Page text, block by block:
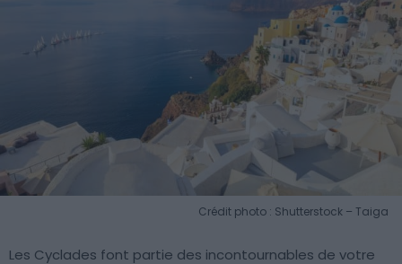
Crédit photo : Shutterstock – Taiga
Les Cyclades font partie des incontournables de votre